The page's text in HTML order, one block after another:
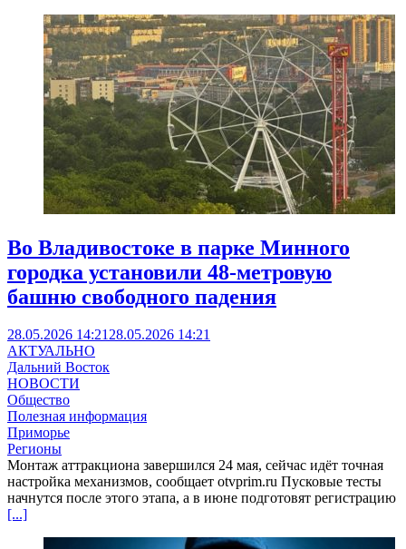
Во Владивостоке в парке Минного
городка установили 48-метровую
башню свободного падения
28.05.2026 14:2128.05.2026 14:21
АКТУАЛЬНО
Дальний Восток
НОВОСТИ
Общество
Полезная информация
Приморье
Регионы
Монтаж аттракциона завершился 24 мая, сейчас идёт точная
настройка механизмов, сообщает otvprim.ru Пусковые тесты
начнутся после этого этапа, а в июне подготовят регистрацию
[...]